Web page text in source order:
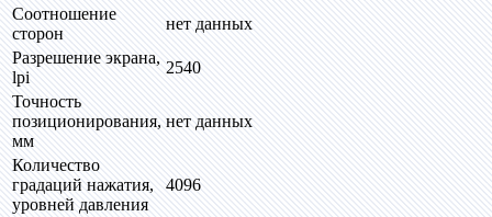
Соотношение
сторон
нет данных
Разрешение экрана,
lpi
2540
Точность
позиционирования,
мм
нет данных
Количество
градаций нажатия,
уровней давления
4096